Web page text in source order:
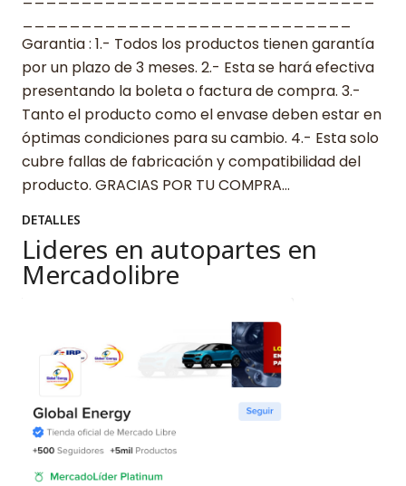
Garantia : 1.- Todos los productos tienen garantía
por un plazo de 3 meses. 2.- Esta se hará efectiva
presentando la boleta o factura de compra. 3.-
Tanto el producto como el envase deben estar en
óptimas condiciones para su cambio. 4.- Esta solo
cubre fallas de fabricación y compatibilidad del
producto. GRACIAS POR TU COMPRA…
DETALLES
Lideres en autopartes en
Mercadolibre